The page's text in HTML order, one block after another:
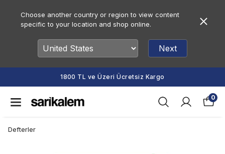
Choose another country or region to view content
specific to your location and shop online.
Next
1800 TL ve Üzeri Ücretsiz Kargo
0
Defterler